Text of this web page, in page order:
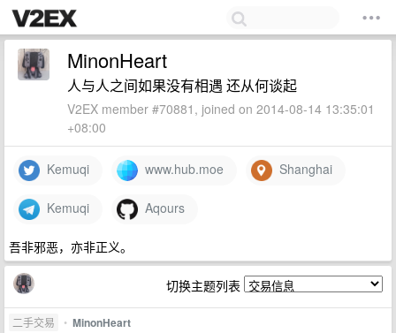
MinonHeart
人与人之间如果没有相遇 还从何谈起
V2EX member #70881, joined on 2014-08-14 13:35:01
+08:00
Kemuqi www.hub.moe Shanghai
Kemuqi Aqours
吾非邪恶，亦非正义。
切换主题列表
二手交易 • MinonHeart